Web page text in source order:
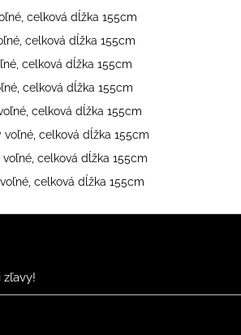
celková dĺžka 155cm
celková dĺžka 155cm
celková dĺžka 155cm
celková dĺžka 155cm
celková dĺžka 155cm
celková dĺžka 155cm
celková dĺžka 155cm
celková dĺžka 155cm
zľavy!